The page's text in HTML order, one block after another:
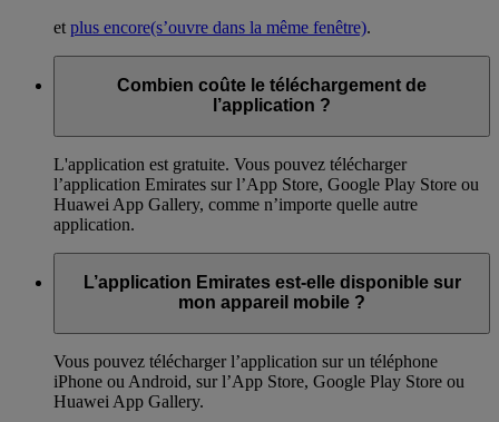
et plus encore(s’ouvre dans la même fenêtre).
Combien coûte le téléchargement de
l’application ?
L'application est gratuite. Vous pouvez télécharger
l’application Emirates sur l’App Store, Google Play Store ou
Huawei App Gallery, comme n’importe quelle autre
application.
L’application Emirates est-elle disponible sur
mon appareil mobile ?
Vous pouvez télécharger l’application sur un téléphone
iPhone ou Android, sur l’App Store, Google Play Store ou
Huawei App Gallery.